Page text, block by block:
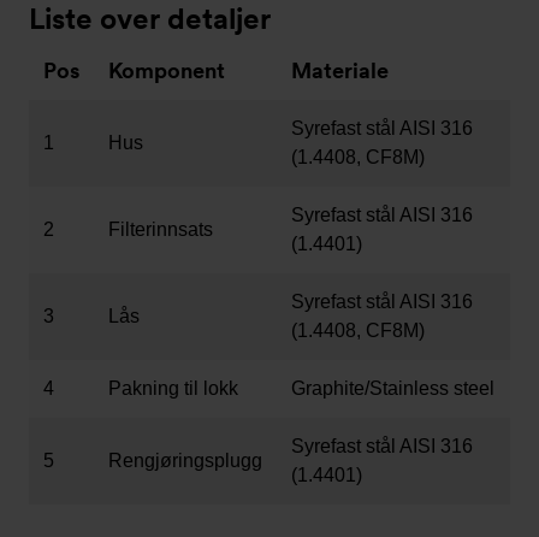
Liste over detaljer
Pos Komponent Materiale
1 Hus
Syrefast stål AISI 316
(1.4408, CF8M)
2 Filterinnsats
Syrefast stål AISI 316
(1.4401)
3 Lås
Syrefast stål AISI 316
(1.4408, CF8M)
4 Pakning til lokk Graphite/Stainless steel
5 Rengjøringsplugg
Syrefast stål AISI 316
(1.4401)